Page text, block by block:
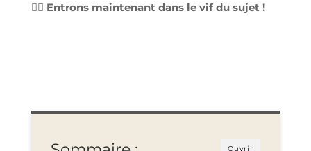
👉🏻 Entrons maintenant dans le vif du sujet !
Ouvrir